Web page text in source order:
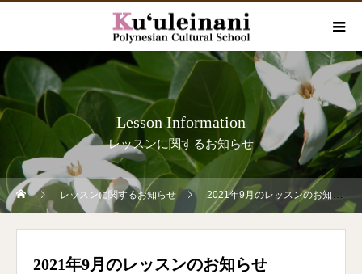
Lesson Information
レッスンに関するお知らせ
レッスンに関するお知らせ 2021年9月のレッスンのお知らせ
2021年9月のレッスンのお知らせ